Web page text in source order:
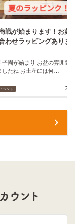
戦が始まります！お菓
わせラッピングありま
子園が始まり お盆の雰囲気
したね お土産には何…
ベント
ント